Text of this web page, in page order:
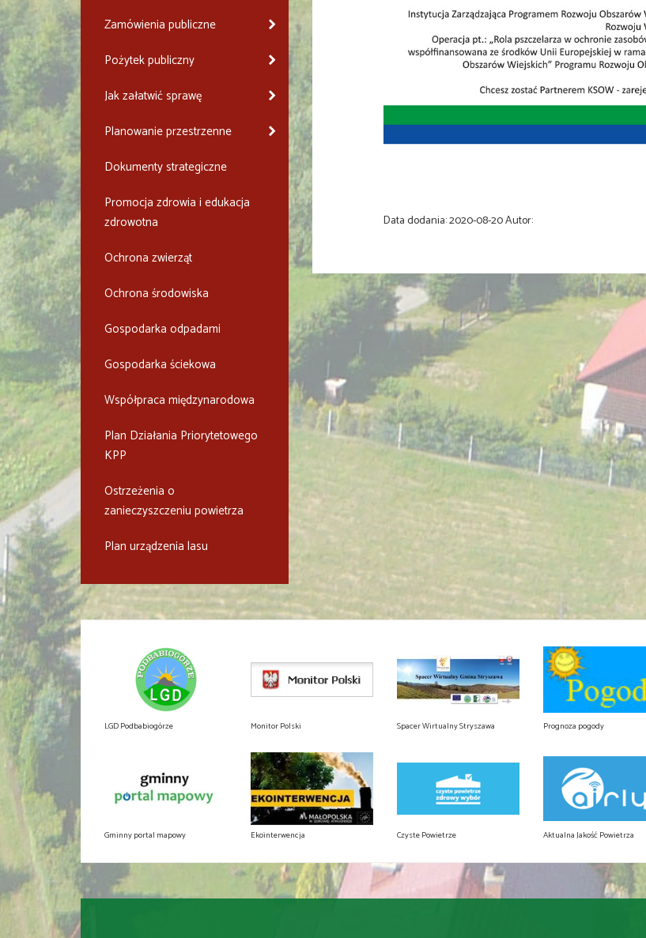
Zamówienia publiczne
Pożytek publiczny
Jak załatwić sprawę
Planowanie przestrzenne
Dokumenty strategiczne
Promocja zdrowia i edukacja
zdrowotna
Ochrona zwierząt
Ochrona środowiska
Gospodarka odpadami
Gospodarka ściekowa
Współpraca międzynarodowa
Plan Działania Priorytetowego
KPP
Ostrzeżenia o
zanieczyszczeniu powietrza
Plan urządzenia lasu
Data dodania:2020-08-20Autor:
LGD Podbabiogórze Monitor Polski Spacer Wirtualny Stryszawa Prognoza pogody
Gminny portal mapowy Ekointerwencja Czyste Powietrze Aktualna Jakość Powietrza